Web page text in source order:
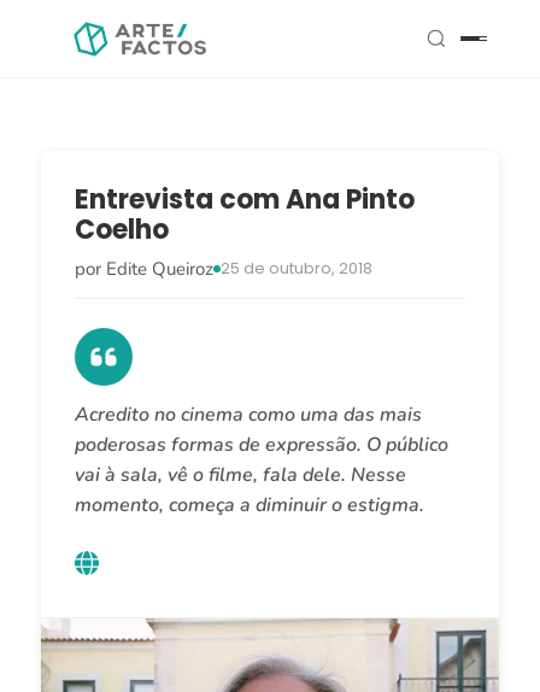
Entrevista com Ana Pinto
Coelho
por Edite Queiroz 25 de outubro, 2018
Acredito no cinema como uma das mais
poderosas formas de expressão. O público
vai à sala, vê o filme, fala dele. Nesse
momento, começa a diminuir o estigma.